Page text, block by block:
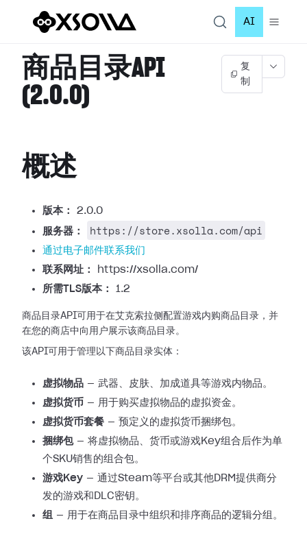
AI
商品目录API
(2.0.0)
复
制
概述
版本：
2.0.0
服务器：
https://store.xsolla.com/api
通过电子邮件联系我们
联系网址：
https://xsolla.com/
所需TLS版本：
1.2
商品目录API可用于在艾克索拉侧配置游戏内购商品目录，并
在您的商店中向用户展示该商品目录。
该API可用于管理以下商品目录实体：
虚拟物品 — 武器、皮肤、加成道具等游戏内物品。
虚拟货币 — 用于购买虚拟物品的虚拟资金。
虚拟货币套餐 — 预定义的虚拟货币捆绑包。
捆绑包— 将虚拟物品、货币或游戏Key组合后作为单
个SKU销售的组合包。
游戏Key — 通过Steam等平台或其他DRM提供商分
发的游戏和DLC密钥。
组 — 用于在商品目录中组织和排序商品的逻辑分组。